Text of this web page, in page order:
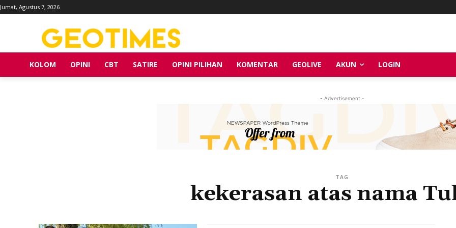
Jumat, Agustus 7, 2026
KOLOM OPINI CBT SATIRE OPINI PILIHAN KOMENTAR GEOLIVE AKUN LOGIN
- Advertisement -
TAG
kekerasan atas nama